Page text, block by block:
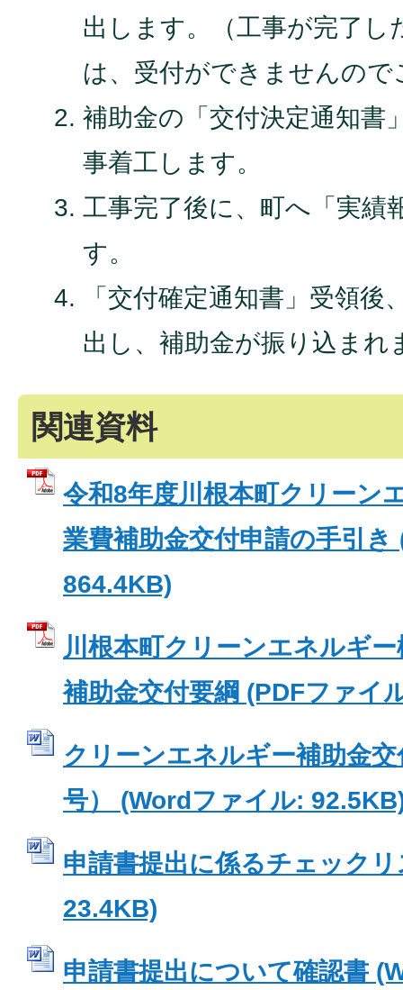
出します。（工事が完了し
は、受付ができませんの
補助金の「交付決定通知書
事着工します。
工事完了後に、町へ「実績
す。
「交付確定通知書」受領
出し、補助金が振り込まれ
関連資料
令和8年度川根本町クリーン
業費補助金交付申請の手引
864.4KB)
川根本町クリーンエネルギ
補助金交付要綱 (PDFファイ
クリーンエネルギー補助金
号） (Wordファイル:
申請書提出に係るチェック
23.4KB)
申請書提出について確認書